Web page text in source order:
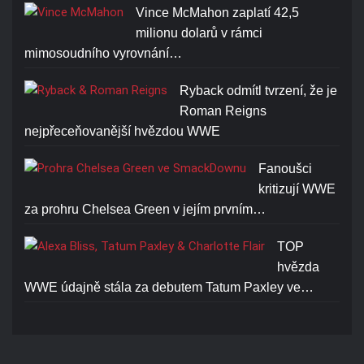
Vince McMahon zaplatí 42,5
milionu dolarů v rámci
mimosoudního vyrovnání…
Ryback odmítl tvrzení, že je
Roman Reigns
nejpřeceňovanější hvězdou WWE
Fanoušci
kritizují WWE
za prohru Chelsea Green v jejím prvním…
TOP
hvězda
WWE údajně stála za debutem Tatum Paxley ve…